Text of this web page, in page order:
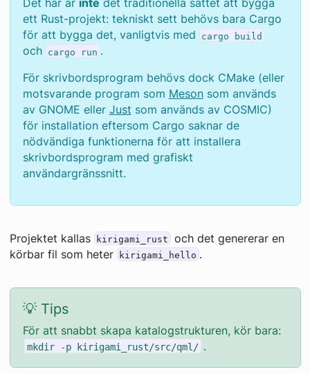
Det här är inte det traditionella sättet att bygga
ett Rust-projekt: tekniskt sett behövs bara Cargo
för att bygga det, vanligtvis med
cargo build
och cargo run .
För skrivbordsprogram behövs dock CMake (eller
motsvarande program som Mesonsom används
av GNOME eller Just som används av COSMIC)
för installation eftersom Cargo saknar de
nödvändiga funktionerna för att installera
skrivbordsprogram med grafiskt
användargränssnitt.
Projektet kallas kirigami_rust
och det genererar en
körbar fil som heter
kirigami_hello .
💡 Tips
För att snabbt skapa katalogstrukturen, kör bara:
mkdir -p kirigami_rust/src/qml/ .